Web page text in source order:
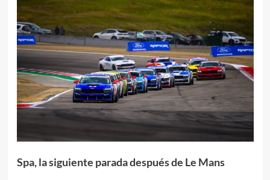
Spa, la siguiente parada después de Le Mans